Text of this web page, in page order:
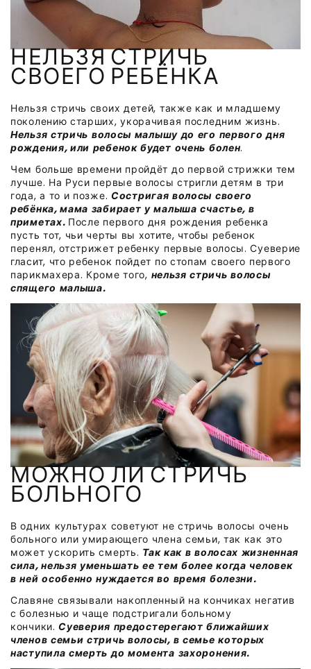
НЕЛЬЗЯ СТРИЧЬ
СВОЕГО РЕБЁНКА
Нельзя стричь своих детей, также как и младшему
поколению старших, укорачивая последним жизнь.
Нельзя стричь волосы малышу до его первого дня
рождения, или ребенок будет очень болен.
Чем больше времени пройдёт до первой стрижки тем
лучше. На Руси первые волосы стригли детям в три
года, а то и позже. Состригая волосы своего
ребёнка, мама забирает у малыша счастье, в
приметах. После первого дня рождения ребенка
пусть тот, чьи черты вы хотите, чтобы ребенок
перенял, отстрижет ребенку первые волосы. Суеверие
гласит, что ребенок пойдет по стопам своего первого
парикмахера. Кроме того, нельзя стричь волосы
спящего малыша.
МОЖНО ЛИ СТРИЧЬ
БОЛЬНОГО
В одних культурах советуют не стричь волосы очень
больного или умирающего члена семьи, так как это
может ускорить смерть. Так как в волосах жизненная
сила, нельзя уменьшать ее тем более когда человек
в ней особенно нуждается во время болезни.
Славяне связывали накопленный на кончиках негатив
с болезнью и чаще подстригали больному
кончики. Суеверия предостерегают ближайших
членов семьи стричь волосы, в семье которых
наступила смерть до момента захоронения.